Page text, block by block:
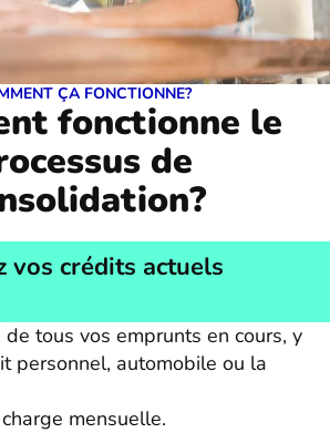
ÇA FONCTIONNE?
fonctionne le
de
vos crédits actuels
tous vos emprunts en cours, y
personnel, automobile ou la
mensuelle.